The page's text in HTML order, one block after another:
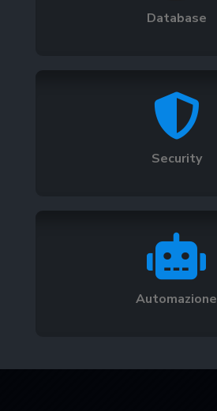
Database

Security

Automazione